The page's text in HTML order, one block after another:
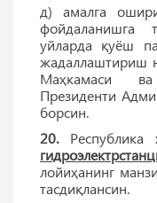
д) амалга
фойдаланишга
уйларда қуёш
жадаллаштириш
Маҳкамаси ва
Президенти
борсин.
20.Республика
лойиҳанинг
тасдиқлансин.